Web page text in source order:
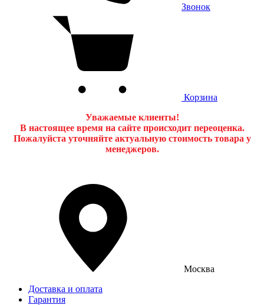
Звонок
Корзина
Уважаемые клиенты!
В настоящее время на сайте происходит переоценка.
Пожалуйста уточняйте актуальную стоимость товара у
менеджеров.
Москва
Доставка и оплата
Гарантия